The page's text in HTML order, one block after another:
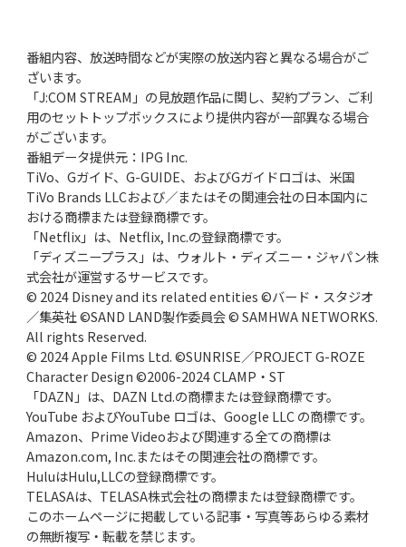
番組内容、放送時間などが実際の放送内容と異なる場合がご
ざいます。
「J:COM STREAM」の見放題作品に関し、契約プラン、ご利
用のセットトップボックスにより提供内容が一部異なる場合
がございます。
番組データ提供元：IPG Inc.
TiVo、Gガイド、G-GUIDE、およびGガイドロゴは、米国
TiVo Brands LLCおよび／またはその関連会社の日本国内に
おける商標または登録商標です。
「Netflix」は、Netflix, Inc.の登録商標です。
「ディズニープラス」は、ウォルト・ディズニー・ジャパン株
式会社が運営するサービスです。
© 2024 Disney and its related entities ©バード・スタジオ
／集英社 ©SAND LAND製作委員会 © SAMHWA NETWORKS.
All rights Reserved.
© 2024 Apple Films Ltd. ©SUNRISE／PROJECT G-ROZE
Character Design ©2006-2024 CLAMP・ST
「DAZN」は、DAZN Ltd.の商標または登録商標です。
YouTube およびYouTube ロゴは、Google LLC の商標です。
Amazon、Prime Videoおよび関連する全ての商標は
Amazon.com, Inc.またはその関連会社の商標です。
HuluはHulu,LLCの登録商標です。
TELASAは、TELASA株式会社の商標または登録商標です。
このホームページに掲載している記事・写真等あらゆる素材
の無断複写・転載を禁じます。